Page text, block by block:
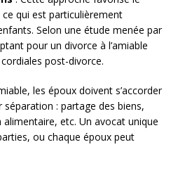
qui est particulièrement
Selon une étude menée par
pour un divorce à l’amiable
post-divorce.
les époux doivent s’accorder
: partage des biens,
etc. Un avocat unique
ou chaque époux peut